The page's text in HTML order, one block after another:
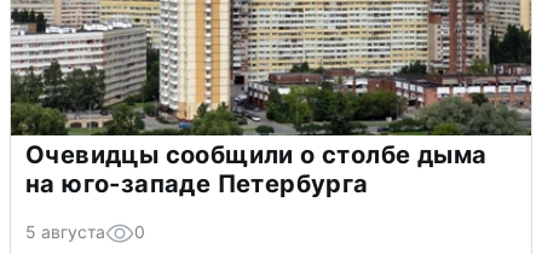
Очевидцы сообщили о столбе дыма
на юго-западе Петербурга
5 августа 0